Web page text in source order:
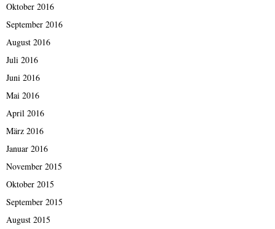
Oktober 2016
September 2016
August 2016
Juli 2016
Juni 2016
Mai 2016
April 2016
März 2016
Januar 2016
November 2015
Oktober 2015
September 2015
August 2015